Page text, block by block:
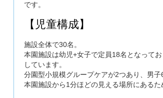
です。
【児童構成】
施設全体で30名。
本園施設は幼児+女子で定員18名となって
しています。
分園型小規模グループケアが2つあり、男子
本園施設から1分ほどの見える場所にあるた